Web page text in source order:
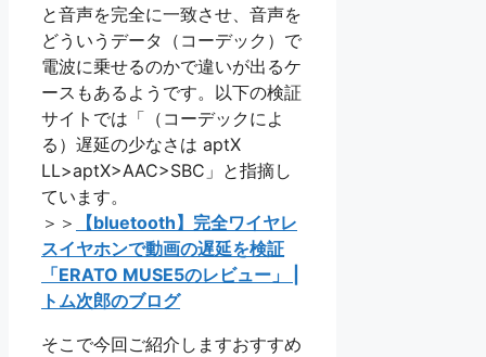
と音声を完全に一致させ、音声を
どういうデータ（コーデック）で
電波に乗せるのかで違いが出るケ
ースもあるようです。以下の検証
サイトでは「（コーデックによ
る）遅延の少なさは aptX
LL>aptX>AAC>SBC」と指摘し
ています。
＞＞
【bluetooth】完全ワイヤレ
スイヤホンで動画の遅延を検証
「ERATO MUSE5のレビュー」 |
トム次郎のブログ
そこで今回ご紹介しますおすすめ